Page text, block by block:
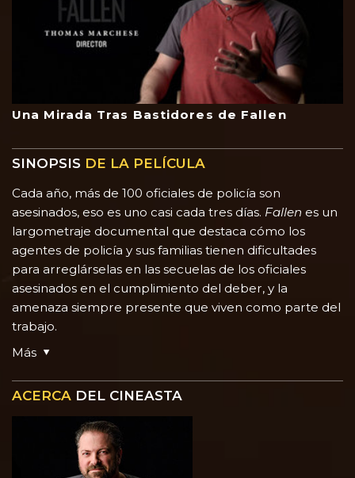
Una Mirada Tras Bastidores de Fallen
SINOPSIS DE LA PELÍCULA
Cada año, más de 100 oficiales de policía son
asesinados, eso es uno casi cada tres días. Fallen es un
largometraje documental que destaca cómo los
agentes de policía y sus familias tienen dificultades
para arreglárselas en las secuelas de los oficiales
asesinados en el cumplimiento del deber, y la
amenaza siempre presente que viven como parte del
trabajo.
Más
ACERCA DEL CINEASTA